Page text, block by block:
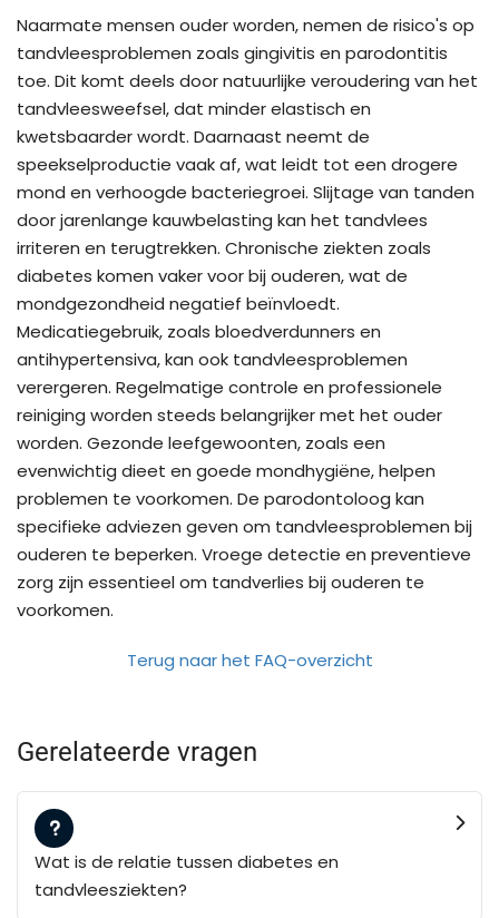
Naarmate mensen ouder worden, nemen de risico's op
tandvleesproblemen zoals gingivitis en parodontitis
toe. Dit komt deels door natuurlijke veroudering van het
tandvleesweefsel, dat minder elastisch en
kwetsbaarder wordt. Daarnaast neemt de
speekselproductie vaak af, wat leidt tot een drogere
mond en verhoogde bacteriegroei. Slijtage van tanden
door jarenlange kauwbelasting kan het tandvlees
irriteren en terugtrekken. Chronische ziekten zoals
diabetes komen vaker voor bij ouderen, wat de
mondgezondheid negatief beïnvloedt.
Medicatiegebruik, zoals bloedverdunners en
antihypertensiva, kan ook tandvleesproblemen
verergeren. Regelmatige controle en professionele
reiniging worden steeds belangrijker met het ouder
worden. Gezonde leefgewoonten, zoals een
evenwichtig dieet en goede mondhygiëne, helpen
problemen te voorkomen. De parodontoloog kan
specifieke adviezen geven om tandvleesproblemen bij
ouderen te beperken. Vroege detectie en preventieve
zorg zijn essentieel om tandverlies bij ouderen te
voorkomen.
Terug naar het FAQ-overzicht
Gerelateerde vragen
Wat is de relatie tussen diabetes en
tandvleesziekten?